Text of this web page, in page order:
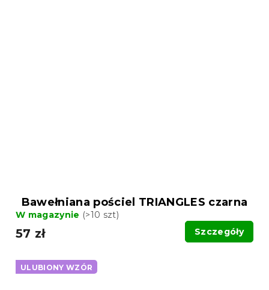
Bawełniana pościel TRIANGLES czarna
W magazynie (>10 szt)
57 zł Szczegóły
ULUBIONY WZÓR